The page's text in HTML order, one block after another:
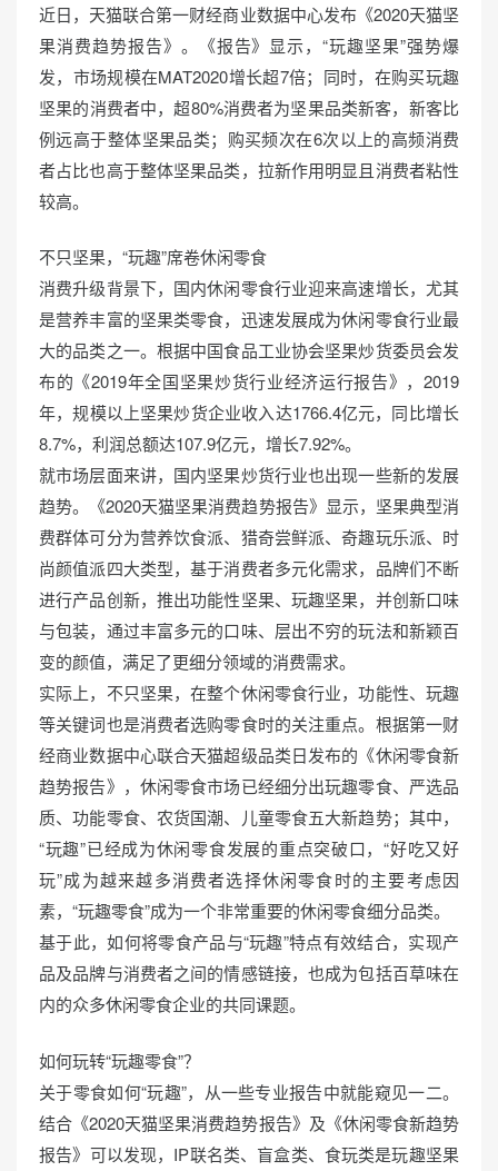
近日，天猫联合第一财经商业数据中心发布《2020天猫坚
果消费趋势报告》。《报告》显示，“玩趣坚果”强势爆
发，市场规模在MAT2020增长超7倍；同时，在购买玩趣
坚果的消费者中，超80%消费者为坚果品类新客，新客比
例远高于整体坚果品类；购买频次在6次以上的高频消费
者占比也高于整体坚果品类，拉新作用明显且消费者粘性
较高。
不只坚果，“玩趣”席卷休闲零食
消费升级背景下，国内休闲零食行业迎来高速增长，尤其
是营养丰富的坚果类零食，迅速发展成为休闲零食行业最
大的品类之一。根据中国食品工业协会坚果炒货委员会发
布的《2019年全国坚果炒货行业经济运行报告》，2019
年，规模以上坚果炒货企业收入达1766.4亿元，同比增长
8.7%，利润总额达107.9亿元，增长7.92%。
就市场层面来讲，国内坚果炒货行业也出现一些新的发展
趋势。《2020天猫坚果消费趋势报告》显示，坚果典型消
费群体可分为营养饮食派、猎奇尝鲜派、奇趣玩乐派、时
尚颜值派四大类型，基于消费者多元化需求，品牌们不断
进行产品创新，推出功能性坚果、玩趣坚果，并创新口味
与包装，通过丰富多元的口味、层出不穷的玩法和新颖百
变的颜值，满足了更细分领域的消费需求。
实际上，不只坚果，在整个休闲零食行业，功能性、玩趣
等关键词也是消费者选购零食时的关注重点。根据第一财
经商业数据中心联合天猫超级品类日发布的《休闲零食新
趋势报告》，休闲零食市场已经细分出玩趣零食、严选品
质、功能零食、农货国潮、儿童零食五大新趋势；其中，
“玩趣”已经成为休闲零食发展的重点突破口，“好吃又好
玩”成为越来越多消费者选择休闲零食时的主要考虑因
素，“玩趣零食”成为一个非常重要的休闲零食细分品类。
基于此，如何将零食产品与“玩趣”特点有效结合，实现产
品及品牌与消费者之间的情感链接，也成为包括百草味在
内的众多休闲零食企业的共同课题。
如何玩转“玩趣零食”？
关于零食如何“玩趣”，从一些专业报告中就能窥见一二。
结合《2020天猫坚果消费趋势报告》及《休闲零食新趋势
报告》可以发现，IP联名类、盲盒类、食玩类是玩趣坚果